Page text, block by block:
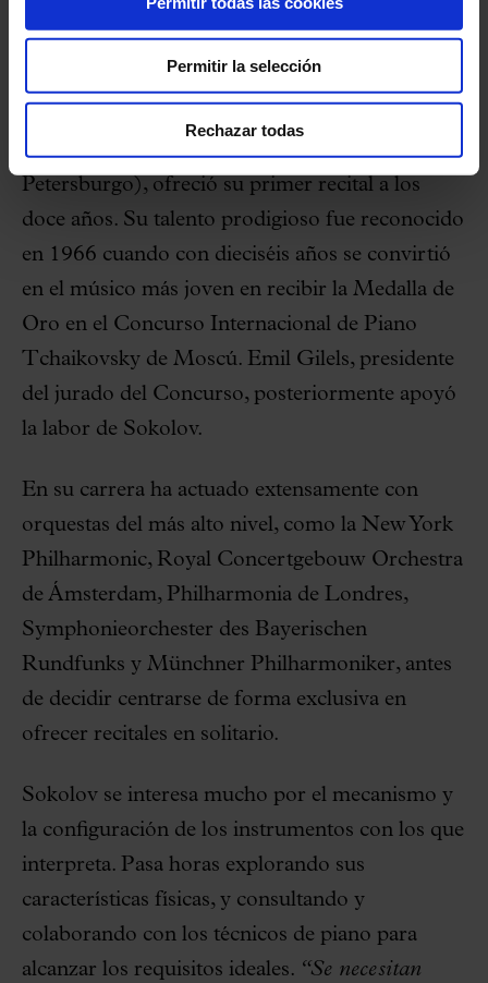
Permitir la selección
Rechazar todas
Prokófiev, Ravel, Skriabin, Rachmaninov,
Schönberg y Stravinsky.
Nacido en Leningrado (actualmente San
Petersburgo), ofreció su primer recital a los
doce años. Su talento prodigioso fue reconocido
en 1966 cuando con dieciséis años se convirtió
en el músico más joven en recibir la Medalla de
Oro en el Concurso Internacional de Piano
Tchaikovsky de Moscú. Emil Gilels, presidente
del jurado del Concurso, posteriormente apoyó
la labor de Sokolov.
En su carrera ha actuado extensamente con
orquestas del más alto nivel, como la New York
Philharmonic, Royal Concertgebouw Orchestra
de Ámsterdam, Philharmonia de Londres,
Symphonieorchester des Bayerischen
Rundfunks y Münchner Philharmoniker, antes
de decidir centrarse de forma exclusiva en
ofrecer recitales en solitario.
Sokolov se interesa mucho por el mecanismo y
la configuración de los instrumentos con los que
interpreta. Pasa horas explorando sus
características físicas, y consultando y
colaborando con los técnicos de piano para
alcanzar los requisitos ideales. “Se necesitan